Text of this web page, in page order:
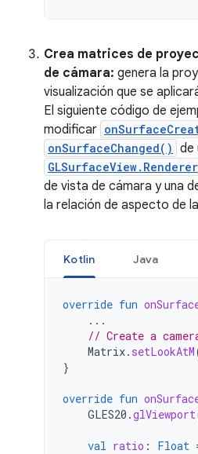
Crea matrices de
de cámara: genera la
visualización que se
El siguiente código de
modificar
onSurfaceChanged() de
GLSurfaceView.Renderer
de vista de cámara y una
la relación de aspecto de
Kotlin Java
override fun
...
// Create a
Matrix. setLookAtM
}
override fun
GLES20 .glViewport
val ratio : Float